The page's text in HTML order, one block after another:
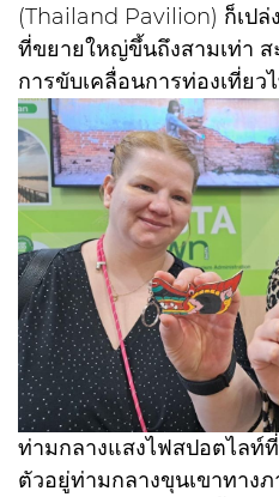
(Thailand Pavilion) ก็เปล่
ที่ขยายใหญ่ขึ้นถึงสามเท่า
การขับเคลื่อนการท่องเที่ย
ท่ามกลางแสงไฟสปอตไลท์
ตัวอยู่ท่ามกลางขุนเขาทาง